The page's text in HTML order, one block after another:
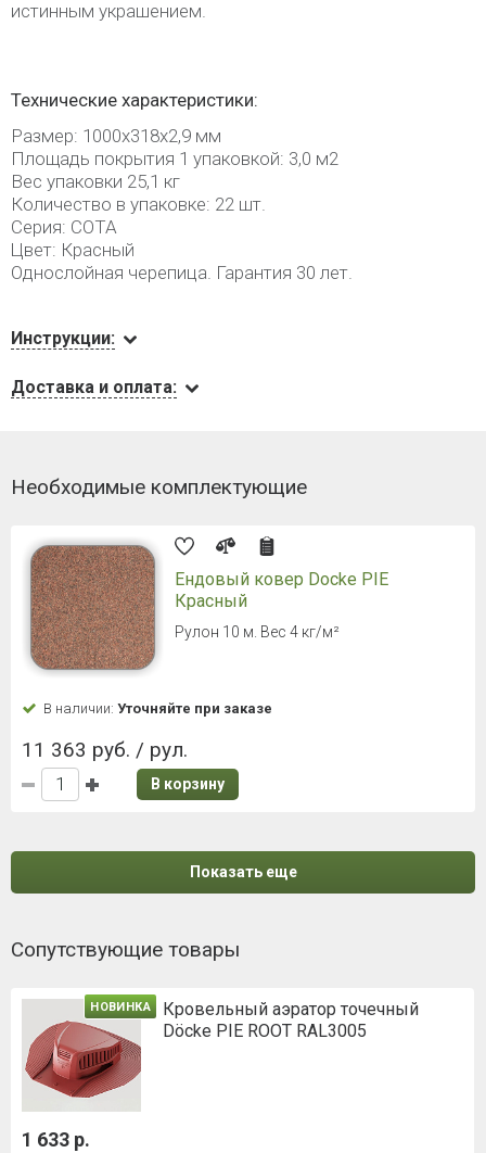
истинным украшением.
Технические характеристики:
Размер: 1000х318х2,9 мм
Площадь покрытия 1 упаковкой: 3,0 м2
Вес упаковки 25,1 кг
Количество в упаковке: 22 шт.
Серия: СОТА
Цвет: Красный
Однослойная черепица. Гарантия 30 лет.
Инструкции:
Доставка и оплата:
Необходимые комплектующие
Ендовый ковер Docke PIE
Красный
Рулон 10 м. Вес 4 кг/м²
В наличии: Уточняйте при заказе
11 363 руб. / рул.
В корзину
Показать еще
Сопутствующие товары
НОВИНКА
Кровельный аэратор точечный
Döcke PIE ROOT RAL3005
1 633 р.